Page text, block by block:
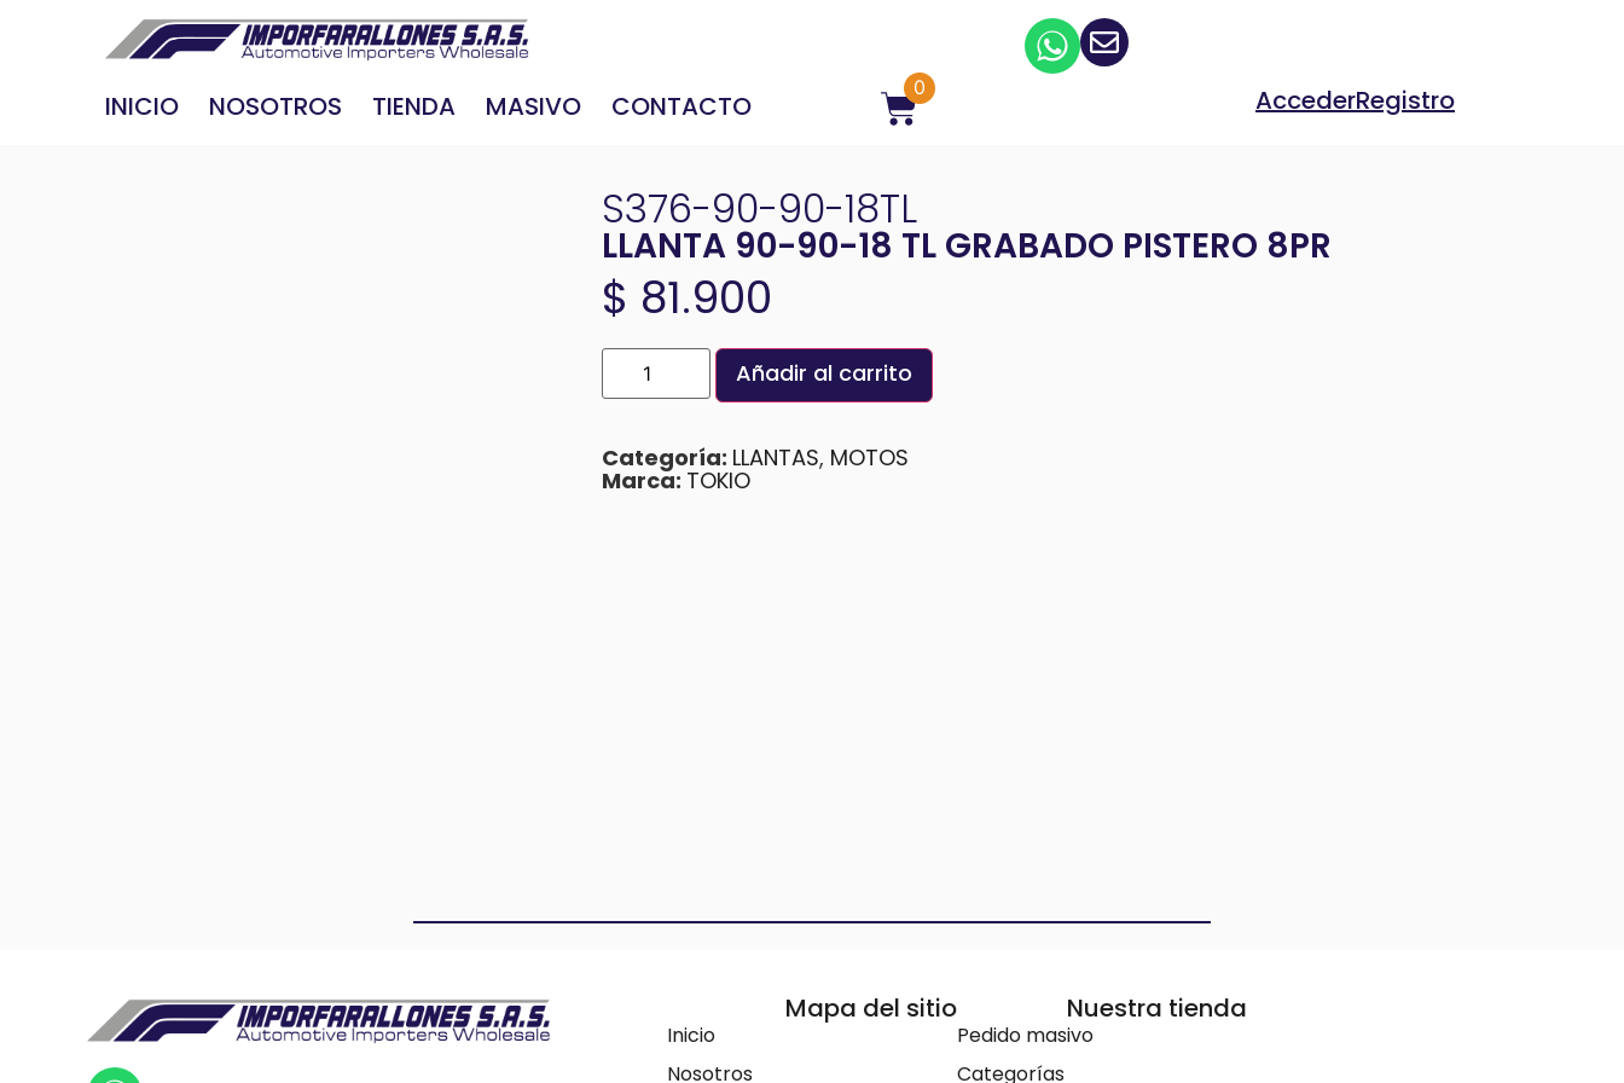
INICIO NOSOTROS TIENDA MASIVO CONTACTO
0 AccederRegistro
S376-90-90-18TL
LLANTA 90-90-18 TL GRABADO PISTERO 8PR
$ 81.900
Añadir al carrito
Categoría: LLANTAS, MOTOS
Marca: TOKIO
Mapa del sitio
Inicio
Nosotros
Nuestra tienda
Pedido masivo
Categorías